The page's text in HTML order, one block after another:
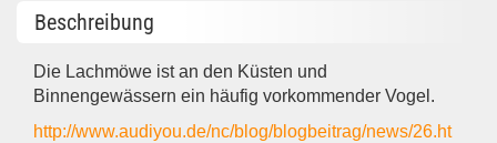
Beschreibung
Die Lachmöwe ist an den Küsten und
Binnengewässern ein häufig vorkommender Vogel.
http://www.audiyou.de/nc/blog/blogbeitrag/news/26.ht